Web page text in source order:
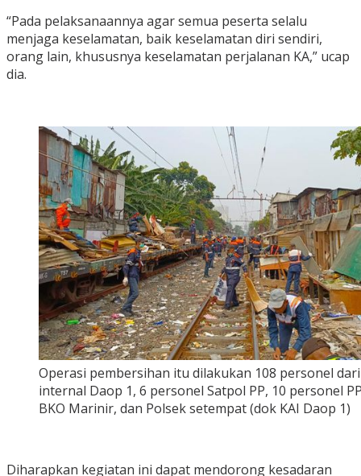
“Pada pelaksanaannya agar semua peserta selalu
menjaga keselamatan, baik keselamatan diri sendiri,
orang lain, khususnya keselamatan perjalanan KA,” ucap
dia.
Operasi pembersihan itu dilakukan 108 personel
internal Daop 1, 6 personel Satpol PP, 10 personel
BKO Marinir, dan Polsek setempat (dok KAI Daop 1)
Diharapkan kegiatan ini dapat mendorong kesadaran